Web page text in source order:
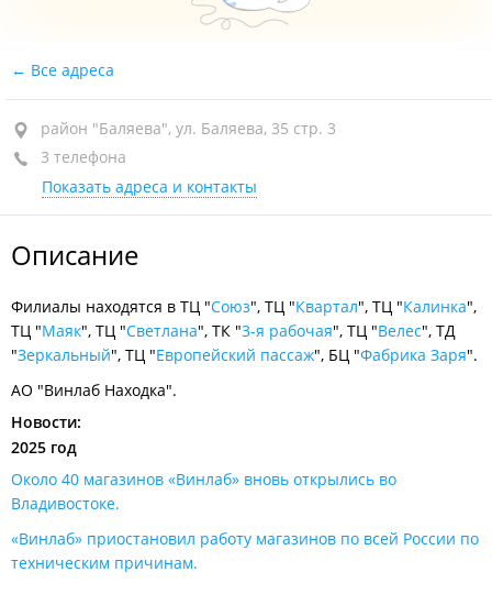
Все адреса
район "Баляева", ул. Баляева, 35 стр. 3
3 телефона
Показать адреса и контакты
Описание
Филиалы находятся в ТЦ "Союз", ТЦ "Квартал", ТЦ "Калинка",
ТЦ "Маяк", ТЦ "Светлана", ТК "3-я рабочая", ТЦ "Велес", ТД
"Зеркальный", ТЦ "Европейский пассаж", БЦ "Фабрика Заря".
АО "Винлаб Находка".
Новости:
2025 год
Около 40 магазинов «Винлаб» вновь открылись во
Владивостоке.
«Винлаб» приостановил работу магазинов по всей России по
техническим причинам.